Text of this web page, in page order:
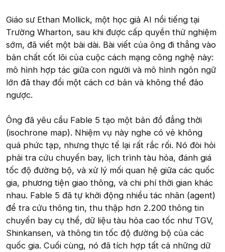
Giáo sư Ethan Mollick, một học giả AI nổi tiếng tại
Trường Wharton, sau khi được cấp quyền thử nghiệm
sớm, đã viết một bài dài. Bài viết của ông đi thẳng vào
bản chất cốt lõi của cuộc cách mạng công nghệ này:
mô hình hợp tác giữa con người và mô hình ngôn ngữ
lớn đã thay đổi một cách cơ bản và không thể đảo
ngược.
Ông đã yêu cầu Fable 5 tạo một bản đồ đẳng thời
(isochrone map). Nhiệm vụ này nghe có vẻ không
quá phức tạp, nhưng thực tế lại rất rắc rối. Nó đòi hỏi
phải tra cứu chuyến bay, lịch trình tàu hỏa, đánh giá
tốc độ đường bộ, và xử lý mối quan hệ giữa các quốc
gia, phương tiện giao thông, và chi phí thời gian khác
nhau. Fable 5 đã tự khởi động nhiều tác nhân (agent)
để tra cứu thông tin, thu thập hơn 2.200 thông tin
chuyến bay cụ thể, dữ liệu tàu hỏa cao tốc như TGV,
Shinkansen, và thông tin tốc độ đường bộ của các
quốc gia. Cuối cùng, nó đã tích hợp tất cả những dữ